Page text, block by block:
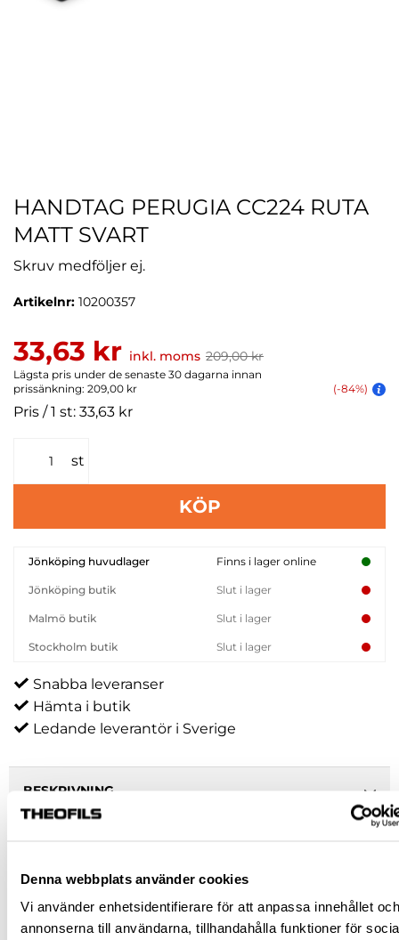
Denna webbplats använder cookies
Vi använder enhetsidentifierare för att anpassa innehållet och
annonserna till användarna, tillhandahålla funktioner för
HANDTAG PERUGIA CC224 RUTA
MATT SVART
Skruv medföljer ej.
Artikelnr: 10200357
33,63 kr inkl. moms 209,00 kr
Lägsta pris under de senaste 30 dagarna innan
prissänkning: 209,00 kr
(-84%)
Pris / 1 st: 33,63 kr
st
KÖP
Jönköping huvudlager Finns i lager online
Jönköping butik Slut i lager
Malmö butik Slut i lager
Stockholm butik Slut i lager
Snabba leveranser
Hämta i butik
Ledande leverantör i Sverige
BESKRIVNING
RECENSIONER